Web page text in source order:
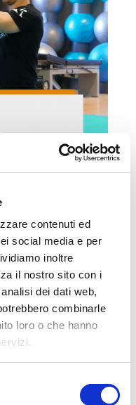
contenuti ed
social media e per
inoltre
il nostro sito con i
dei dati web,
combinarle
loro o che hanno
SEMPLICE,
SINGOLO, NESSUN
al carrello” per
Il pagamento
di pagamento
ad una pagina,
alla video